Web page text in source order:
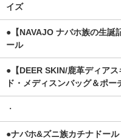
イズ
●【NAVAJO ナバホ族の生誕
ール
●【DEER SKIN/鹿革ディア
ド・メディスンバッグ＆ポー
・
●ナバホ&ズニ族カチナドール